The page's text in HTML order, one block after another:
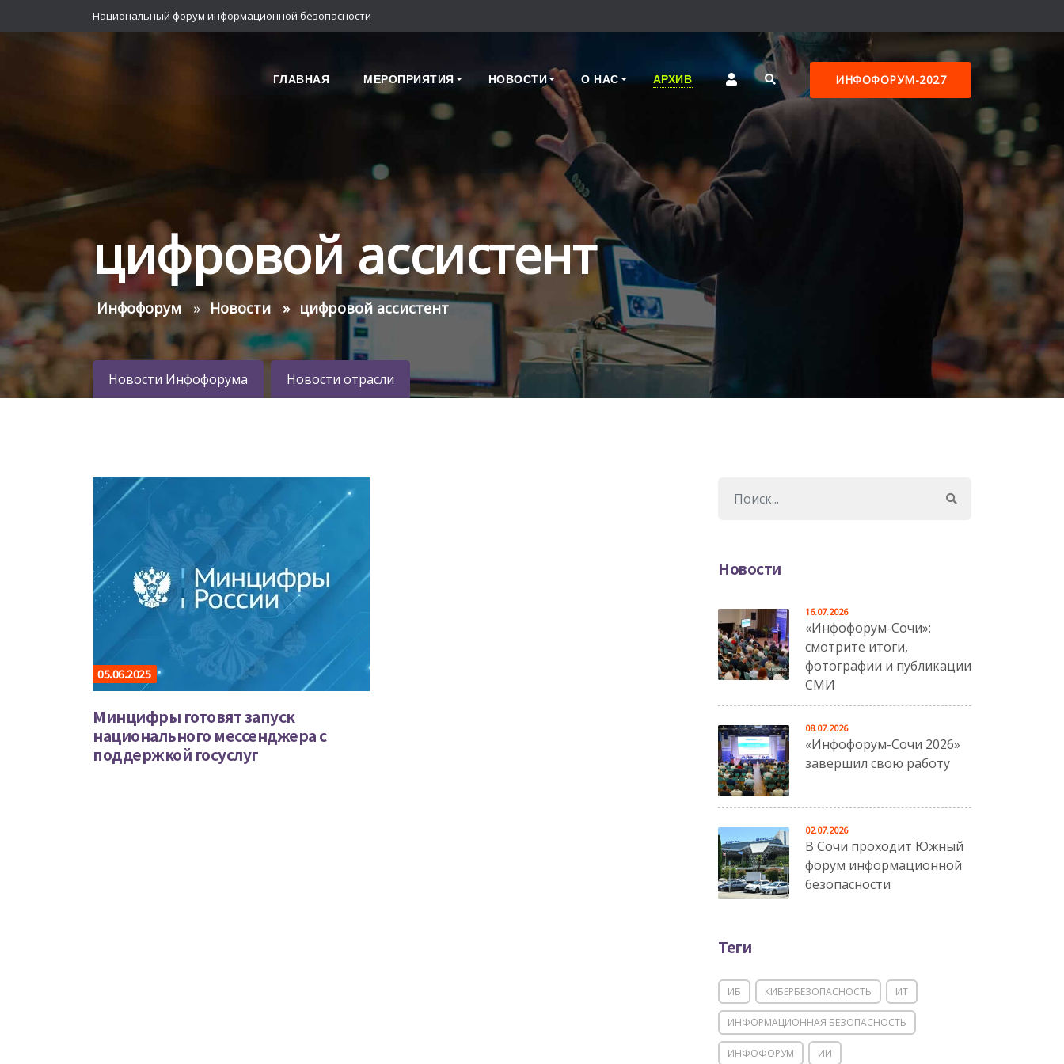
Национальный форум информационной безопасности
ГЛАВНАЯ МЕРОПРИЯТИЯ НОВОСТИ О НАС АРХИВ ИНФОФОРУМ-2027
цифровой ассистент
Инфофорум Новости цифровой ассистент
Новости Инфофорума Новости отрасли
05.06.2025
Минцифры готовят запуск
национального мессенджера с
поддержкой госуслуг
Новости
«Инфофорум-Сочи»:
смотрите итоги,
фотографии и публикации
СМИ
16.07.2026
«Инфофорум-Сочи 2026»
завершил свою работу
08.07.2026
В Сочи проходит Южный
форум информационной
безопасности
02.07.2026
Теги
ИБ КИБЕРБЕЗОПАСНОСТЬ ИТ
ИНФОРМАЦИОННАЯ БЕЗОПАСНОСТЬ
ИНФОФОРУМ ИИ